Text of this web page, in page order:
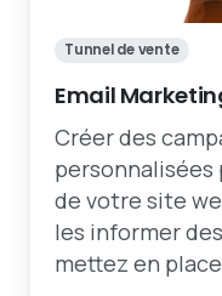
Tunnel de vente
Email
Créer des
personnalisées
de votre site
les informer
mettez en